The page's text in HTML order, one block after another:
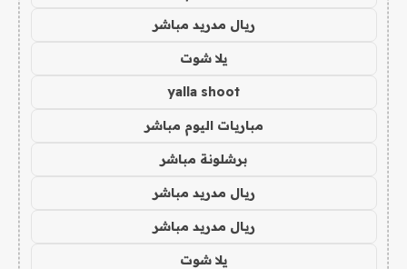
ريال مدريد مباشر
يلا شوت
yalla shoot
مباريات اليوم مباشر
برشلونة مباشر
ريال مدريد مباشر
ريال مدريد مباشر
يلا شوت